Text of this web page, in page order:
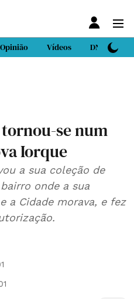
Opinião Vídeos DN Sport
se num
Iorque
a sua coleção de
onde a sua
a Cidade morava, e fez